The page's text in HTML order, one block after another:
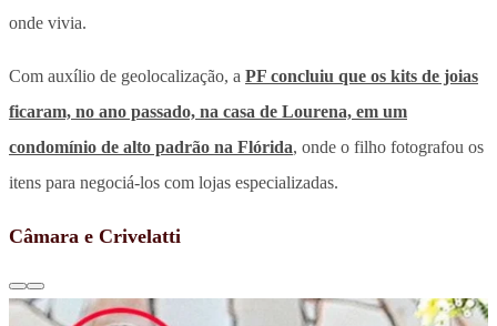
onde vivia.
Com auxílio de geolocalização, a PF concluiu que os kits de joias
ficaram, no ano passado, na casa de Lourena, em um
condomínio de alto padrão na Flórida, onde o filho fotografou os
itens para negociá-los com lojas especializadas.
Câmara e Crivelatti